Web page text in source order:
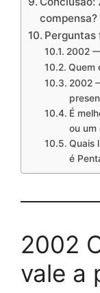
compensa?
2002
Quem
2002
É
ou um
Quais
é
2002
vale a